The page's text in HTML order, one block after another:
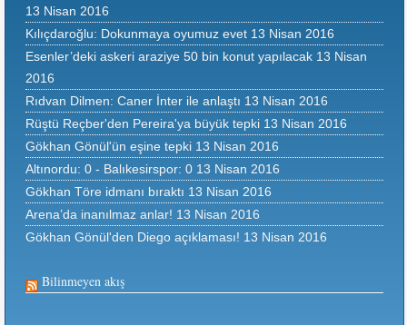
13 Nisan 2016
Kılıçdaroğlu: Dokunmaya oyumuz evet 13 Nisan 2016
Esenler’deki askeri araziye 50 bin konut yapılacak 13 Nisan
2016
Rıdvan Dilmen: Caner İnter ile anlaştı 13 Nisan 2016
Rüştü Reçber'den Pereira'ya büyük tepki 13 Nisan 2016
Gökhan Gönül'ün eşine tepki 13 Nisan 2016
Altınordu: 0 - Balıkesirspor: 0 13 Nisan 2016
Gökhan Töre idmanı bıraktı 13 Nisan 2016
Arena’da inanılmaz anlar! 13 Nisan 2016
Gökhan Gönül'den Diego açıklaması! 13 Nisan 2016
Bilinmeyen akış